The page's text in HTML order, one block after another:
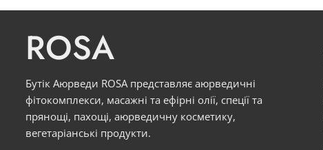
ROSA
Бутік Аюрведи ROSA представляє аюрведичні
фітокомплекси, масажні та ефірні олії, спеції та
прянощі, пахощі, аюрведичну косметику,
вегетаріанські продукти.